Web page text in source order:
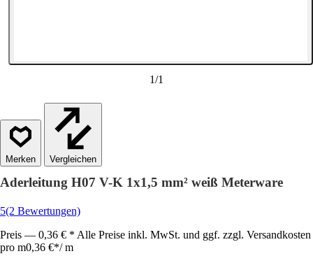
1/1
Vergleichen
Aderleitung H07 V-K 1x1,5 mm² weiß Meterware
5(2 Bewertungen)
Preis — 0,36 € * Alle Preise inkl. MwSt. und ggf. zzgl. Versandkosten
pro m0,36 €*/ m